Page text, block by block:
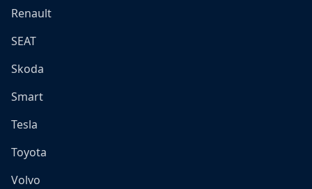
Renault
SEAT
Skoda
Smart
Tesla
Toyota
Volvo